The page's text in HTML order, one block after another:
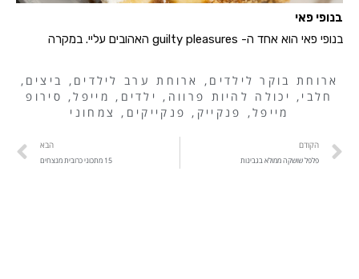
בנופי פאי
בנופי פאי הוא אחד ה- guilty pleasures האהובים עליי. במקרה
ארוחת בוקר לילדים , ארוחת ערב לילדים , ביצים ,
חלבי , יכולה להיות פרווה , ילדים , מייפל, סירופ
מייפל, פנקייק , פנקייקים , צמחוני
הקודם
פלפל שושקה ממולא בגבינות
הבא
15 מתכוני כרובית מנצחים